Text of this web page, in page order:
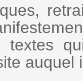
textes
auquel